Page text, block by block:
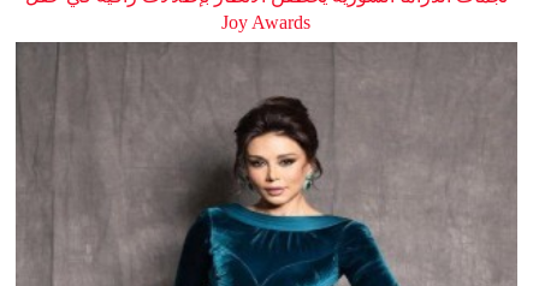
Joy Awards